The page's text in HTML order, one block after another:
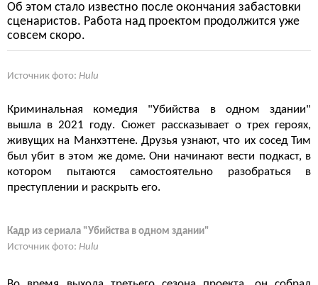
Об этом стало известно после окончания забастовки
сценаристов. Работа над проектом продолжится уже
совсем скоро.
Источник фото: Hulu
Криминальная комедия "Убийства в одном здании"
вышла в 2021 году. Сюжет рассказывает о трех героях,
живущих на Манхэттене. Друзья узнают, что их сосед Тим
был убит в этом же доме. Они начинают вести подкаст, в
котором пытаются самостоятельно разобраться в
преступлении и раскрыть его.
Кадр из сериала "Убийства в одном здании"
Источник фото: Hulu